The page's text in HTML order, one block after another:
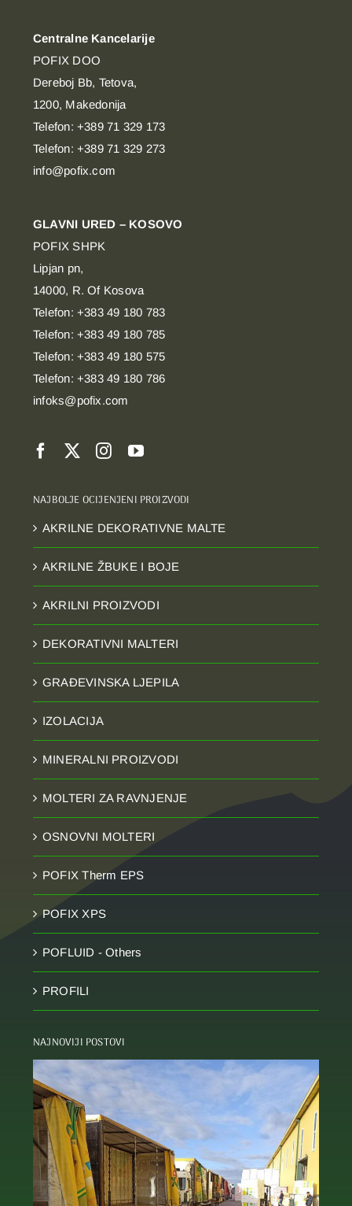
Centralne Kancelarije
POFIX DOO
Dereboj Bb, Tetova,
1200, Makedonija
Telefon: +389 71 329 173
Telefon: +389 71 329 273
info@pofix.com
GLAVNI URED – KOSOVO
POFIX SHPK
Lipjan pn,
14000, R. Of Kosova
Telefon: +383 49 180 783
Telefon: +383 49 180 785
Telefon: +383 49 180 575
Telefon: +383 49 180 786
infoks@pofix.com
NAJBOLJE OCIJENJENI PROIZVODI
AKRILNE DEKORATIVNE MALTE
AKRILNE ŽBUKE I BOJE
AKRILNI PROIZVODI
DEKORATIVNI MALTERI
GRAĐEVINSKA LJEPILA
IZOLACIJA
MINERALNI PROIZVODI
MOLTERI ZA RAVNJENJE
OSNOVNI MOLTERI
POFIX Therm EPS
POFIX XPS
POFLUID - Others
PROFILI
NAJNOVIJI POSTOVI